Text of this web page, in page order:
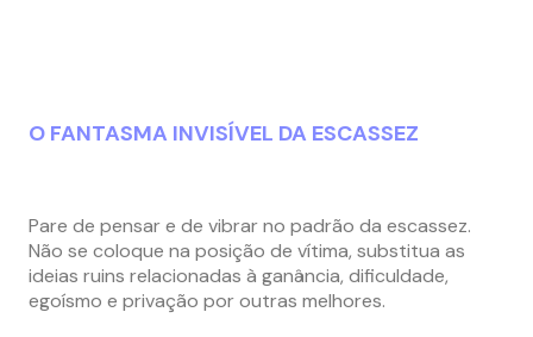
O FANTASMA INVISÍVEL DA ESCASSEZ
Pare de pensar e de vibrar no padrão da escassez.
Não se coloque na posição de vítima, substitua as
ideias ruins relacionadas à ganância, dificuldade,
egoísmo e privação por outras melhores.